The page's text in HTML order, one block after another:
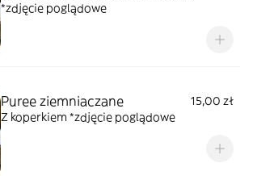
*zdjęcie poglądowe
Puree ziemniaczane
15,00 zł
Z koperkiem *zdjęcie poglądowe